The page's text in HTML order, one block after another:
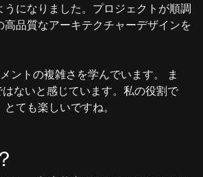
になりました。プロジェクトが順調
品質なアーキテクチャーデザインを
ントの複雑さを学んでいます。 ま
ないと感じています。私の役割で
ても楽しいですね。